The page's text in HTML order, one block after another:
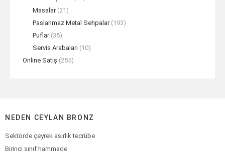
Masalar (21)
Paslanmaz Metal Sehpalar (193)
Puflar (35)
Servis Arabaları (10)
Online Satış (255)
NEDEN CEYLAN BRONZ
Sektörde çeyrek asırlık tecrübe
Birinci sınıf hammade